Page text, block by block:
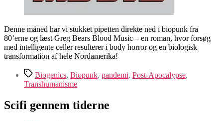
Denne måned har vi stukket pipetten direkte ned i biopunk fra
80’erne og læst Greg Bears Blood Music – en roman, hvor forsøg
med intelligente celler resulterer i body horror og en biologisk
transformation af hele Nordamerika!
TagsBiogenics, Biopunk, pandemi, Post-Apocalypse,
Transhumanisme
Scifi gennem tiderne